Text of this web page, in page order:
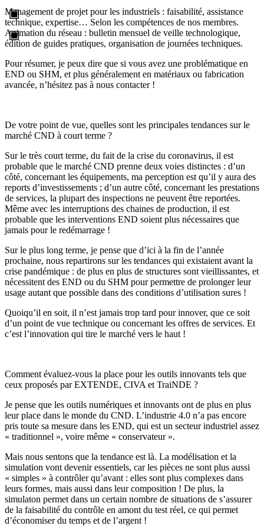
Management de projet pour les industriels : faisabilité, assistance
technique, expertise… Selon les compétences de nos membres.
Animation du réseau : bulletin mensuel de veille technologique,
édition de guides pratiques, organisation de journées techniques.
Pour résumer, je peux dire que si vous avez une problématique en
END ou SHM, et plus généralement en matériaux ou fabrication
avancée, n’hésitez pas à nous contacter !
De votre point de vue, quelles sont les principales tendances sur le
marché CND à court terme ?
Sur le très court terme, du fait de la crise du coronavirus, il est
probable que le marché CND prenne deux voies distinctes : d’un
côté, concernant les équipements, ma perception est qu’il y aura des
reports d’investissements ; d’un autre côté, concernant les prestations
de services, la plupart des inspections ne peuvent être reportées.
Même avec les interruptions des chaines de production, il est
probable que les interventions END soient plus nécessaires que
jamais pour le redémarrage !
Sur le plus long terme, je pense que d’ici à la fin de l’année
prochaine, nous repartirons sur les tendances qui existaient avant la
crise pandémique : de plus en plus de structures sont vieillissantes, et
nécessitent des END ou du SHM pour permettre de prolonger leur
usage autant que possible dans des conditions d’utilisation sures !
Quoiqu’il en soit, il n’est jamais trop tard pour innover, que ce soit
d’un point de vue technique ou concernant les offres de services. Et
c’est l’innovation qui tire le marché vers le haut !
Comment évaluez-vous la place pour les outils innovants tels que
ceux proposés par EXTENDE, CIVA et TraiNDE ?
Je pense que les outils numériques et innovants ont de plus en plus
leur place dans le monde du CND. L’industrie 4.0 n’a pas encore
pris toute sa mesure dans les END, qui est un secteur industriel assez
« traditionnel », voire même « conservateur ».
Mais nous sentons que la tendance est là. La modélisation et la
simulation vont devenir essentiels, car les pièces ne sont plus aussi
« simples » à contrôler qu’avant : elles sont plus complexes dans
leurs formes, mais aussi dans leur composition ! De plus, la
simulaton permet dans un certain nombre de situations de s’assurer
de la faisabilité du contrôle en amont du test réel, ce qui permet
d’économiser du temps et de l’argent !